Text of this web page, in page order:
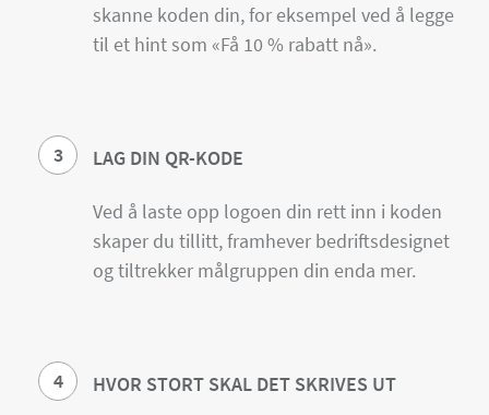
skanne koden din, for eksempel ved å legge
til et hint som «Få 10 % rabatt nå».
3 LAG DIN QR-KODE
Ved å laste opp logoen din rett inn i koden
skaper du tillitt, framhever bedriftsdesignet
og tiltrekker målgruppen din enda mer.
4 HVOR STORT SKAL DET SKRIVES UT